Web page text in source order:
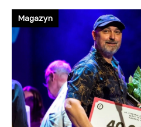
Magazyn